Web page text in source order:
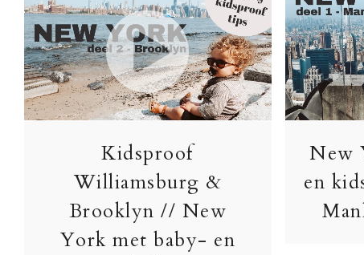
Kidsproof
Williamsburg &
Brooklyn // New
York met baby- en
New
en